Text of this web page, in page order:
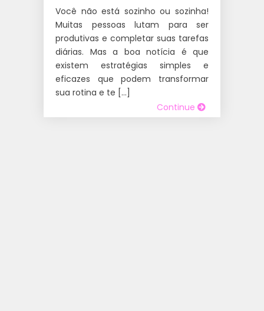
Você não está sozinho ou sozinha!
Muitas pessoas lutam para ser
produtivas e completar suas tarefas
diárias. Mas a boa notícia é que
existem estratégias simples e
eficazes que podem transformar
sua rotina e te […]
Continue